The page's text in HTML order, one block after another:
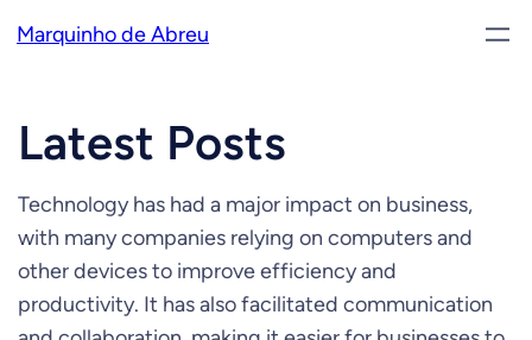
para
Marquinho de Abreu
Latest Posts
Technology has had a major impact on business,
with many companies relying on computers and
other devices to improve efficiency and
productivity. It has also facilitated communication